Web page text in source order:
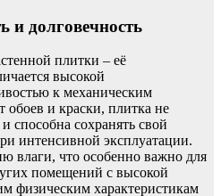
и долговечность
плитки – её
высокой
к механическим
и краски, плитка не
способна сохранять свой
интенсивной эксплуатации.
влаги, что особенно важно для
помещений с высокой
физическим характеристикам